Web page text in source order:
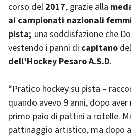
corso del 2017, grazie alla
ai campionati nazionali
pista; una soddisfazione che
vestendo i panni di capitano
dell’Hockey Pesaro A.S.D.
“Pratico hockey su pista –
quando avevo 9 anni, dopo
primo paio di pattini a rotelle.
pattinaggio artistico, ma dopo